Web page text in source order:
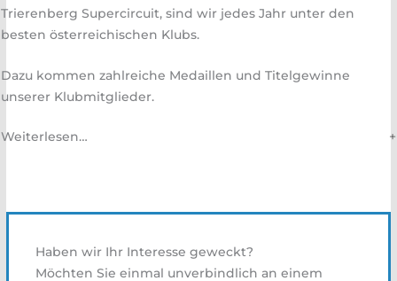
Trierenberg Supercircuit, sind wir jedes Jahr unter den
besten österreichischen Klubs.
Dazu kommen zahlreiche Medaillen und Titelgewinne
unserer Klubmitglieder.
Weiterlesen…
Haben wir Ihr Interesse geweckt?
Möchten Sie einmal unverbindlich an einem